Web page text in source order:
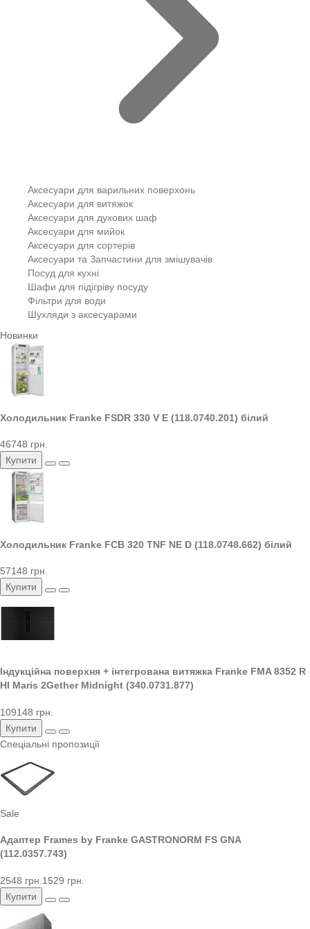
Аксесуари для варильних поверхонь
Аксесуари для витяжок
Аксесуари для духових шаф
Аксесуари для мийок
Аксесуари для сортерів
Аксесуари та Запчастини для змішувачів
Посуд для кухні
Шафи для підігріву посуду
Фільтри для води
Шухляди з аксесуарами
Новинки
Холодильник Franke FSDR 330 V E (118.0740.201) білий
46748 грн.
Купити
Холодильник Franke FCB 320 TNF NE D (118.0748.662) білий
57148 грн.
Купити
Індукційна поверхня + інтегрована витяжка Franke FMA 8352 R
HI Maris 2Gether Midnight (340.0731.877)
109148 грн.
Купити
Спеціальні пропозиції
Sale
Адаптер Frames by Franke GASTRONORM FS GNA
(112.0357.743)
2548 грн. 1529 грн.
Купити